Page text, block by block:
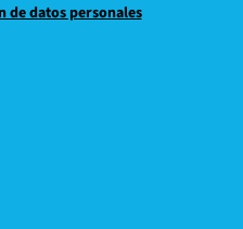
de datos personales